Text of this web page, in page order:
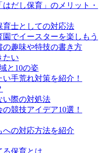
だし保育」のメリット・
育士としての対応法
でイースターを楽しもう
の趣味や特技の書き方
たい
と10の姿
手荒れ対策を紹介！
い際の対処法
競技アイデア10選！
の対応方法を紹介
る保育とは